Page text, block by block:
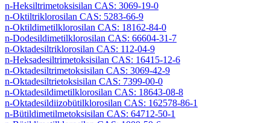
n-Heksiltrimetoksisilan CAS: 3069-19-0
n-Oktiltriklorosilan CAS: 5283-66-9
n-Oktildimetilklorosilan CAS: 18162-84-0
n-Dodesildimetilklorosilan CAS: 66604-31-7
n-Oktadesiltriklorosilan CAS: 112-04-9
n-Heksadesiltrimetoksisilan CAS: 16415-12-6
n-Oktadesiltrimetoksisilan CAS: 3069-42-9
n-Oktadesiltrietoksisilan CAS: 7399-00-0
n-Oktadesildimetilklorosilan CAS: 18643-08-8
n-Oktadesildiizobütilklorosilan CAS: 162578-86-1
n-Bütildimetilmetoksisilan CAS: 64712-50-1